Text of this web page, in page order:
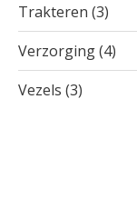
Trakteren (3)
Verzorging(4)
Vezels (3)